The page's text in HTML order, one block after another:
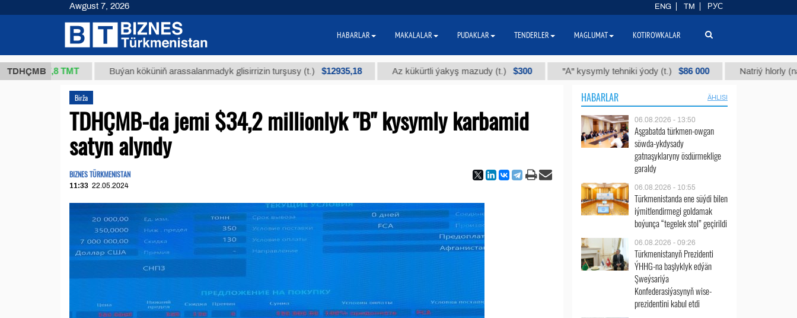
TDHÇMB
37,8 ТМТ Buýan köküniň arassalanmadyk glisirrizin turşusy (t.) $12935,18 Az kükürtli ýakyş mazudy (t.) $300 "А" kysymly tehniki ýody (t.) $86 000 Natriý hlorly (nahar
Birža
TDHÇMB-da jemi $34,2 millionlyk "B" kysymly karbamid
satyn alyndy
BIZNES TÜRKMENISTAN
11:33 22.05.2024
HABARLAR ÄHLISI
06.08.2026 - 13:50
Aşgabatda türkmen-owgan
söwda-ykdysady
gatnaşyklaryny ösdürmeklige
garaldy
06.08.2026 - 10:55
Türkmenistanda ene süýdi bilen
iýmitlendirmegi goldamak
boýunça “tegelek stol” geçirildi
06.08.2026 - 09:26
Türkmenistanyň Prezidenti
ÝHHG-na başlyklyk edýän
Şweýsariýa
Konfederasiýasynyň wise-
prezidentini kabul etdi
Awgust 7, 2026 ENG TM РУС
HABARLAR MAKALALAR PUDAKLAR TENDERLER MAGLUMAT KOTIROWKALAR